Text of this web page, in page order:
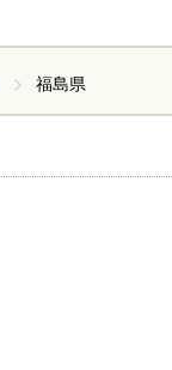
福島県